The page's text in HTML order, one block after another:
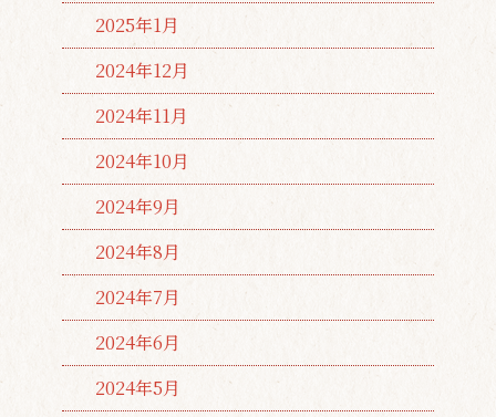
2025年1月
2024年12月
2024年11月
2024年10月
2024年9月
2024年8月
2024年7月
2024年6月
2024年5月